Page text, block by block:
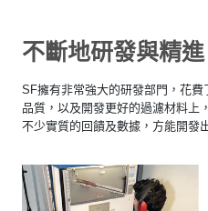
不斷地研發與精進
SF擁有非常強大的研發部門，花
品質，以及開發更好的過濾材料上
不少實質的回饋及數據，方能開發